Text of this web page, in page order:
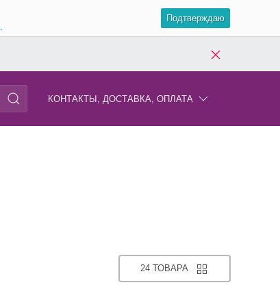
.
Подтверждаю
КОНТАКТЫ, ДОСТАВКА, ОПЛАТА
24 ТОВАРА